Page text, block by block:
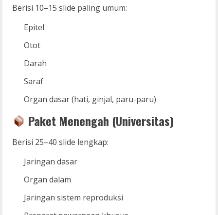
Berisi 10–15 slide paling umum:
Epitel
Otot
Darah
Saraf
Organ dasar (hati, ginjal, paru-paru)
Paket Menengah (Universitas)
Berisi 25–40 slide lengkap:
Jaringan dasar
Organ dalam
Jaringan sistem reproduksi